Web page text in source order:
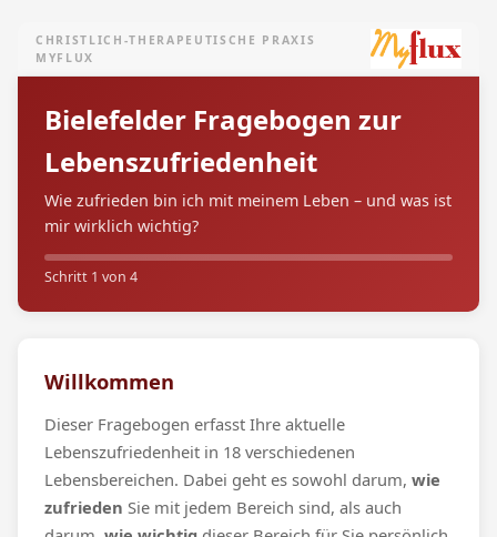
CHRISTLICH-THERAPEUTISCHE PRAXIS
MYFLUX
Bielefelder Fragebogen zur
Lebenszufriedenheit
Wie zufrieden bin ich mit meinem Leben – und was ist
mir wirklich wichtig?
Schritt 1 von 4
Willkommen
Dieser Fragebogen erfasst Ihre aktuelle
Lebenszufriedenheit in 18 verschiedenen
Lebensbereichen. Dabei geht es sowohl darum, wie
zufrieden Sie mit jedem Bereich sind, als auch